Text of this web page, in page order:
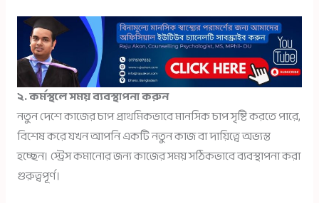
২. কর্মস্থলে সময় ব্যবস্থাপনা করুন
নতুন দেশে কাজের চাপ প্রাথমিকভাবে মানসিক চাপ সৃষ্টি করতে পারে,
বিশেষ করে যখন আপনি একটি নতুন কাজ বা দায়িত্বে অভ্যস্ত
হচ্ছেন। স্ট্রেস কমানোর জন্য কাজের সময় সঠিকভাবে ব্যবস্থাপনা করা
গুরুত্বপূর্ণ।